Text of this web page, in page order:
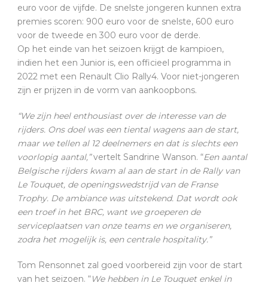
euro voor de vijfde. De snelste jongeren kunnen extra
premies scoren: 900 euro voor de snelste, 600 euro
voor de tweede en 300 euro voor de derde.
Op het einde van het seizoen krijgt de kampioen,
indien het een Junior is, een officieel programma in
2022 met een Renault Clio Rally4. Voor niet-jongeren
zijn er prijzen in de vorm van aankoopbons.
“We zijn heel enthousiast over de interesse van de
rijders. Ons doel was een tiental wagens aan de start,
maar we tellen al 12 deelnemers en dat is slechts een
voorlopig aantal,”vertelt Sandrine Wanson. “Een aantal
Belgische rijders kwam al aan de start in de Rally van
Le Touquet, de openingswedstrijd van de Franse
Trophy. De ambiance was uitstekend. Dat wordt ook
een troef in het BRC, want we groeperen de
serviceplaatsen van onze teams en we organiseren,
zodra het mogelijk is, een centrale hospitality.”
Tom Rensonnet zal goed voorbereid zijn voor de start
van het seizoen. “We hebben in Le Touquet enkel in